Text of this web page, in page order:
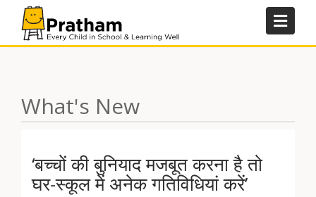
What's New
‘बच्चों की बुनियाद मजबूत करना है तो
घर-स्कूल में अनेक गतिविधियां करें’